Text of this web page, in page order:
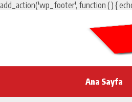
add_action('wp_footer', function () {
Ana Sayfa